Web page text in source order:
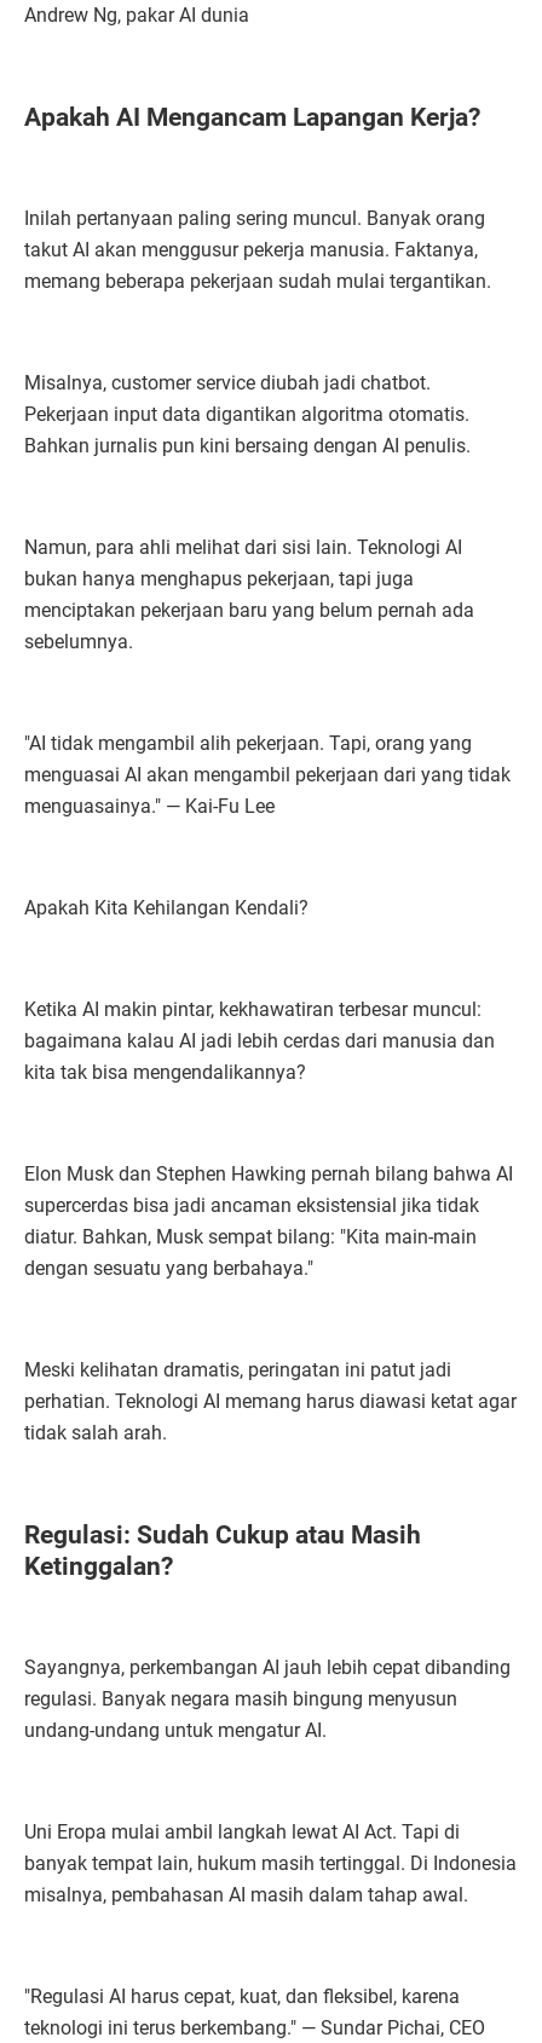
Andrew Ng, pakar AI dunia
Apakah AI Mengancam Lapangan Kerja?
Inilah pertanyaan paling sering muncul. Banyak orang
takut AI akan menggusur pekerja manusia. Faktanya,
memang beberapa pekerjaan sudah mulai tergantikan.
Misalnya, customer service diubah jadi chatbot.
Pekerjaan input data digantikan algoritma otomatis.
Bahkan jurnalis pun kini bersaing dengan AI penulis.
Namun, para ahli melihat dari sisi lain. Teknologi AI
bukan hanya menghapus pekerjaan, tapi juga
menciptakan pekerjaan baru yang belum pernah ada
sebelumnya.
"AI tidak mengambil alih pekerjaan. Tapi, orang yang
menguasai AI akan mengambil pekerjaan dari yang tidak
menguasainya." — Kai-Fu Lee
Apakah Kita Kehilangan Kendali?
Ketika AI makin pintar, kekhawatiran terbesar muncul:
bagaimana kalau AI jadi lebih cerdas dari manusia dan
kita tak bisa mengendalikannya?
Elon Musk dan Stephen Hawking pernah bilang bahwa AI
supercerdas bisa jadi ancaman eksistensial jika tidak
diatur. Bahkan, Musk sempat bilang: "Kita main-main
dengan sesuatu yang berbahaya."
Meski kelihatan dramatis, peringatan ini patut jadi
perhatian. Teknologi AI memang harus diawasi ketat agar
tidak salah arah.
Regulasi: Sudah Cukup atau Masih
Ketinggalan?
Sayangnya, perkembangan AI jauh lebih cepat dibanding
regulasi. Banyak negara masih bingung menyusun
undang-undang untuk mengatur AI.
Uni Eropa mulai ambil langkah lewat AI Act. Tapi di
banyak tempat lain, hukum masih tertinggal. Di Indonesia
misalnya, pembahasan AI masih dalam tahap awal.
"Regulasi AI harus cepat, kuat, dan fleksibel, karena
teknologi ini terus berkembang." — Sundar Pichai, CEO